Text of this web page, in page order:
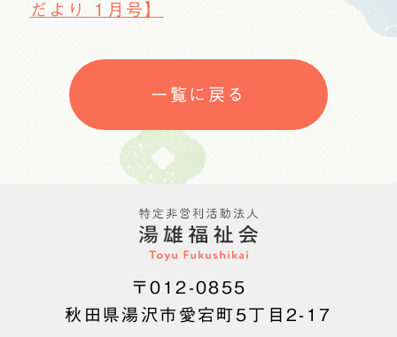
だより 1月号】
一覧に戻る
〒012-0855
秋田県湯沢市愛宕町5丁目2-17